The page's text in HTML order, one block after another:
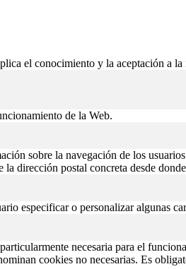
el conocimiento y la aceptación a
de la Web.
sobre la navegación de los
la dirección postal concreta desde
especificar o personalizar algunas
necesaria para el
cookies no necesarias. Es